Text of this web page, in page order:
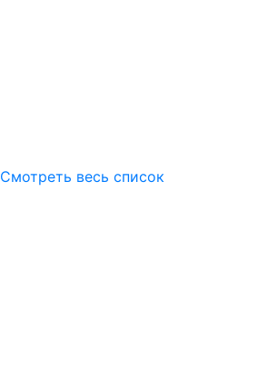
Смотреть весь список